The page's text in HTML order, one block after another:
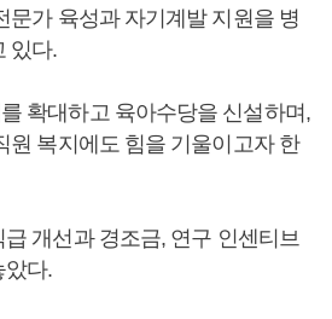
문가 육성과 자기계발 지원을 병
있다.
확대하고 육아수당을 신설하며,
원 복지에도 힘을 기울이고자 한
개선과 경조금, 연구 인센티브
았다.